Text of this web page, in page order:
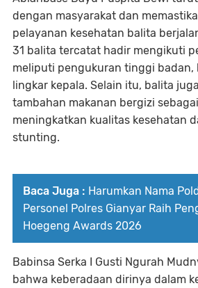
dengan masyarakat dan
pelayanan kesehatan balita
31 balita tercatat hadir mengikuti
meliputi pengukuran tinggi badan,
lingkar kepala. Selain itu, balita
tambahan makanan bergizi
meningkatkan kualitas kesehatan
stunting.
Baca Juga : Harumkan Nama
Personel Polres Gianyar Raih
Hoegeng Awards 2026
Babinsa Serka I Gusti Ngurah
bahwa keberadaan dirinya dalam